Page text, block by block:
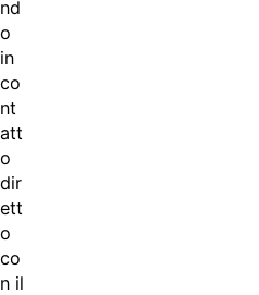
nd
o
in
co
nt
att
o
dir
ett
o
co
n il